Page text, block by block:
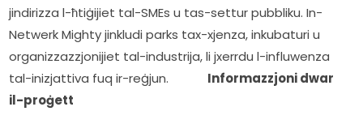
jindirizza l-ħtiġijiet tal-SMEs u tas-settur pubbliku. In-
Netwerk Mighty jinkludi parks tax-xjenza, inkubaturi u
organizzazzjonijiet tal-industrija, li jxerrdu l-influwenza
tal-inizjattiva fuq ir-reġjun. Informazzjoni dwar
il-proġett